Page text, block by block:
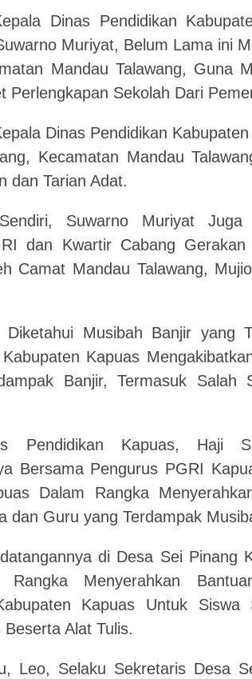
Dinas Pendidikan
Muriyat, Belum Lama ini
Mandau Talawang, Guna
Perlengkapan Sekolah Dari
Dinas Pendidikan
Kecamatan Mandau
dan Tarian Adat.
Suwarno Muriyat Juga
dan Kwartir Cabang
Camat Mandau Talawang,
Diketahui Musibah Banjir yang
Kapuas
Banjir, Termasuk Salah
Pendidikan Kapuas, Haji
Bersama Pengurus PGRI
Dalam Rangka
dan Guru yang Terdampak
di Desa Sei Pinang
Menyerahkan
Kapuas Untuk
Alat Tulis.
Leo, Selaku Sekretaris Desa